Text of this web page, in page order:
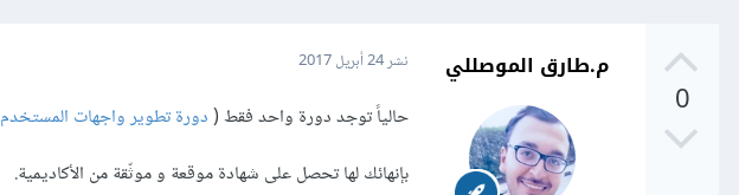
0
م.طارق الموصللي نشر24 أبريل 2017
حالياً توجد دورة واحد فقط (دورة تطوير واجهات المستخدم
بإنهائك لها تحصل على شهادة موقعة و موثّقة من الأكاديمية.